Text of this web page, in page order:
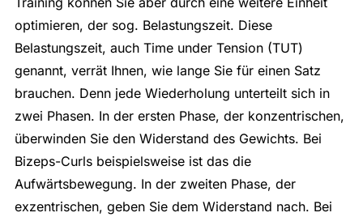
optimieren, der sog. Belastungszeit. Diese
Belastungszeit, auch Time under Tension (TUT)
genannt, verrät Ihnen, wie lange Sie für einen Satz
brauchen. Denn jede Wiederholung unterteilt sich in
zwei Phasen. In der ersten Phase, der konzentrischen,
überwinden Sie den Widerstand des Gewichts. Bei
Bizeps-Curls beispielsweise ist das die
Aufwärtsbewegung. In der zweiten Phase, der
exzentrischen, geben Sie dem Widerstand nach. Bei